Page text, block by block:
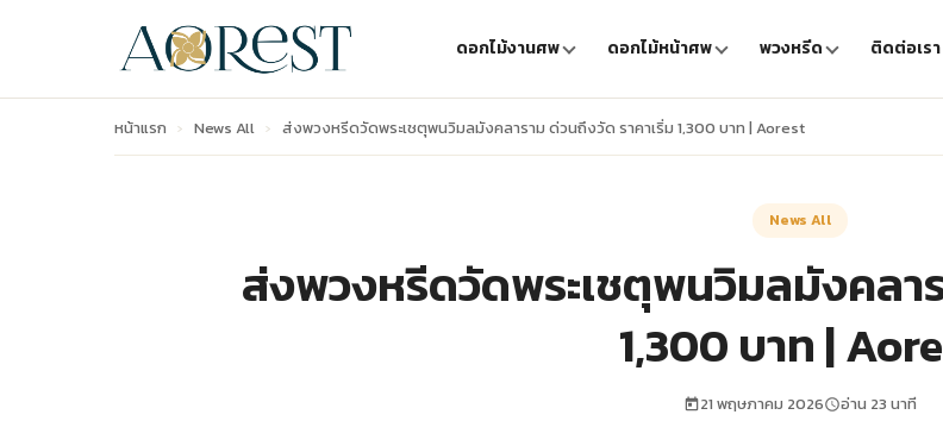
ดอกไม้งานศพ ดอกไม้หน้าศพ พวงหรีด ติดต่อเรา
หน้าแรก › News All › ส่งพวงหรีดวัดพระเชตุพนวิมลมังคลาราม ด่วนถึงวัด ราคาเริ่ม 1,300 บาท | Aorest
News All
ส่งพวงหรีดวัดพระเชตุพนวิมลมังคลา
1,300 บาท |
21 พฤษภาคม 2026 อ่าน 23 นาที